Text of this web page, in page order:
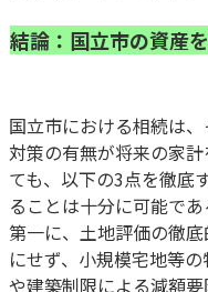
結論：国立市の資産
国立市における相続は
対策の有無が将来の家
ても、以下の3点を徹底
ることは十分に可能であ
第一に、土地評価の徹
にせず、小規模宅地等
や建築制限による減額要